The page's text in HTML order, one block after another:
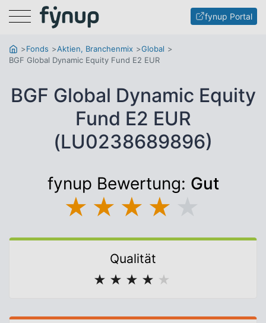
Menu fynup Portal
Fonds Aktien, Branchenmix
Global
BGF Global Dynamic Equity Fund E2 EUR
BGF Global Dynamic Equity
Fund E2 EUR
(LU0238689896)
fynup Bewertung: Gut
★ ★ ★ ★
Qualität
★ ★ ★ ★ ★